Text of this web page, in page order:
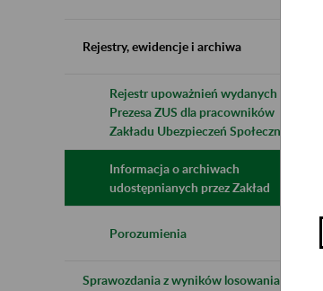
Rejestry, ewidencje i archiwa
Rejestr upoważnień wydanych przez
Prezesa ZUS dla pracowników
Zakładu Ubezpieczeń Społecznych
Informacja o archiwach
udostępnianych przez Zakład
Porozumienia
Sprawozdania z wyników losowania do